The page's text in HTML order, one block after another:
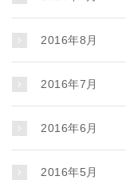
2016年8月
2016年7月
2016年6月
2016年5月